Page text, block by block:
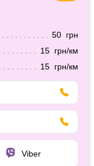
50 грн
15 грн/км
15 грн/км
Viber